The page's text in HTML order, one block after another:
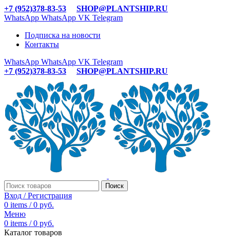
+7 (952)378-83-53
SHOP@PLANTSHIP.RU
WhatsApp WhatsApp VK Telegram
Подписка на новости
Контакты
WhatsApp WhatsApp VK Telegram
+7 (952)378-83-53
SHOP@PLANTSHIP.RU
Поиск
Вход / Регистрация
0 items / 0 руб.
Меню
0 items / 0 руб.
Каталог товаров